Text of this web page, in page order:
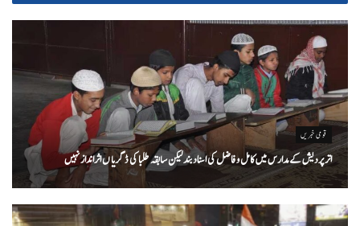
قومی خبریں
اتر پردیش کےمدارس میں کامل و فاضل کی اسناد بند لیکن سابقہ طلبا کی ڈگریا ں اثرانداز نہیں